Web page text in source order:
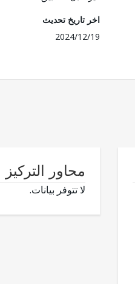
اخر تاريخ تحديث
2024/12/19
محاور التركيز
لا تتوفر بيانات.